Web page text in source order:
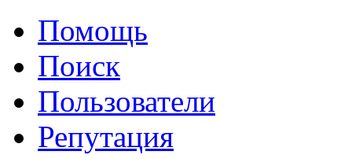
Помощь
Поиск
Пользователи
Репутация